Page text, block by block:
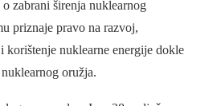
zabrani širenja nuklearnog
priznaje pravo na razvoj,
korištenje nuklearne energije dokle
oružja.